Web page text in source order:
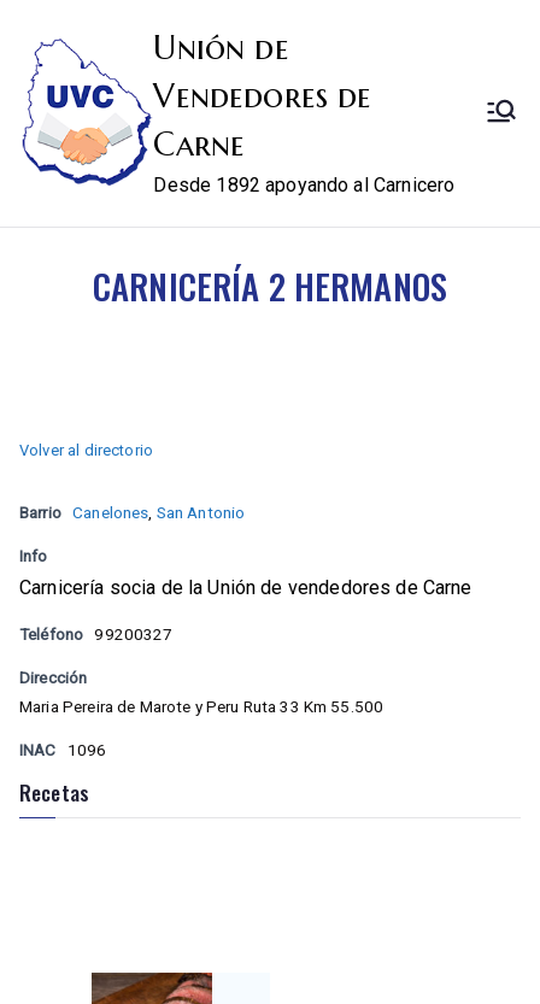
Unión de
Vendedores de
Carne
Desde 1892 apoyando al Carnicero
CARNICERÍA 2 HERMANOS
Volver al directorio
Barrio Canelones, San Antonio
Info
Carnicería socia de la Unión de vendedores de Carne
Teléfono 99200327
Dirección
Maria Pereira de Marote y Peru Ruta 33 Km 55.500
INAC 1096
Recetas